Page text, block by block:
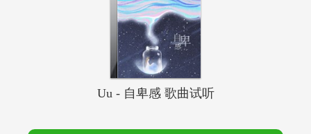
Uu - 自卑感 歌曲试听